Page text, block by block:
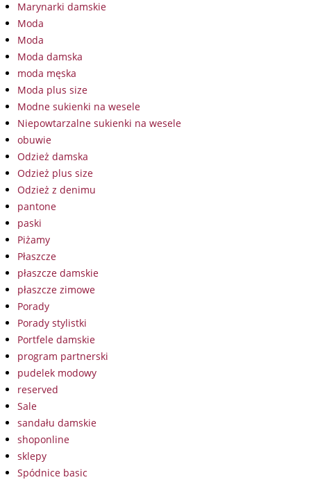
Marynarki damskie
Moda
Moda
Moda damska
moda męska
Moda plus size
Modne sukienki na wesele
Niepowtarzalne sukienki na wesele
obuwie
Odzież damska
Odzież plus size
Odzież z denimu
pantone
paski
Piżamy
Płaszcze
płaszcze damskie
płaszcze zimowe
Porady
Porady stylistki
Portfele damskie
program partnerski
pudelek modowy
reserved
Sale
sandału damskie
shoponline
sklepy
Spódnice basic